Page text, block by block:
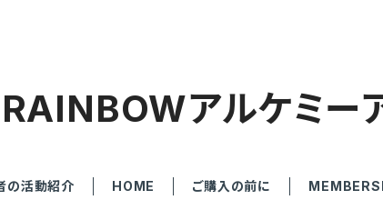
RAINBOWアルケミー
の活動紹介 HOME ご購入の前に